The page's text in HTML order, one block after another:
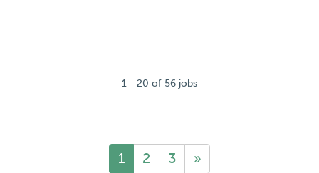
1 - 20 of 56 jobs
1 2 3 »